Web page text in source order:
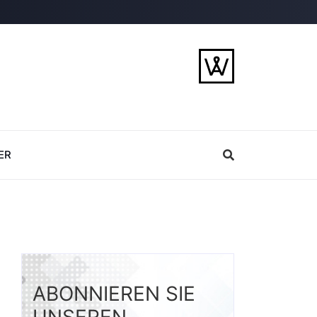
ABONNIEREN SIE